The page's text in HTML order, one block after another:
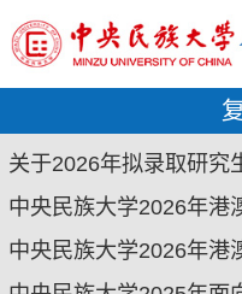
中央民族大学2026年港
中央民族大学2026年港